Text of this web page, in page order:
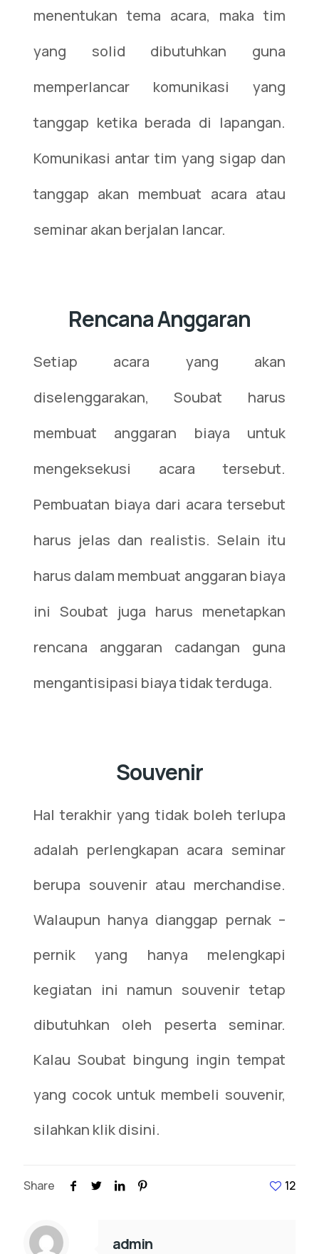
menentukan tema acara, maka tim
yang solid dibutuhkan guna
memperlancar komunikasi yang
tanggap ketika berada di lapangan.
Komunikasi antar tim yang sigap dan
tanggap akan membuat acara atau
seminar akan berjalan lancar.
Rencana Anggaran
Setiap acara yang akan
diselenggarakan, Soubat harus
membuat anggaran biaya untuk
mengeksekusi acara tersebut.
Pembuatan biaya dari acara tersebut
harus jelas dan realistis. Selain itu
harus dalam membuat anggaran biaya
ini Soubat juga harus menetapkan
rencana anggaran cadangan guna
mengantisipasi biaya tidak terduga.
Souvenir
Hal terakhir yang tidak boleh terlupa
adalah perlengkapan acara seminar
berupa souvenir atau merchandise.
Walaupun hanya dianggap pernak –
pernik yang hanya melengkapi
kegiatan ini namun souvenir tetap
dibutuhkan oleh peserta seminar.
Kalau Soubat bingung ingin tempat
yang cocok untuk membeli souvenir,
silahkan klik disini.
Share 12
admin